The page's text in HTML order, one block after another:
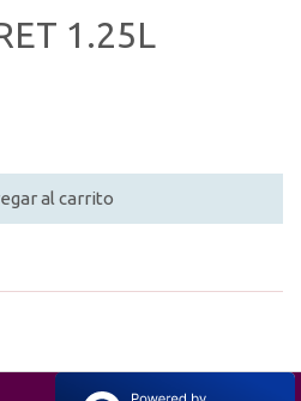
1.25L
al carrito